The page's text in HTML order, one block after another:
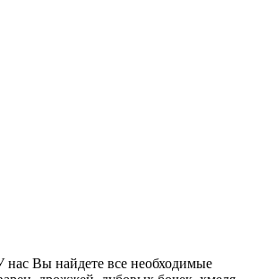
нас Вы найдете все необходимые